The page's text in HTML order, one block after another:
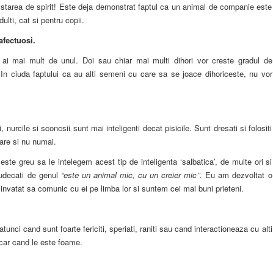
de spirit! Este deja demonstrat faptul ca un animal de companie este
cat si pentru copii.
mai mult de unul. Doi sau chiar mai multi dihori vor creste gradul de
ciuda faptului ca au alti semeni cu care sa se joace dihoriceste, nu vor
nurcile si sconcsii sunt mai inteligenti decat pisicile. Sunt dresati si folositi
si nu numai.
greu sa le intelegem acest tip de inteligenta ‘salbatica’, de multe ori si
de genul “este un animal mic, cu un creier mic’’. Eu am dezvoltat o
sa comunic cu ei pe limba lor si suntem cei mai buni prieteni.
cand sunt foarte fericiti, speriati, raniti sau cand interactioneaza cu alti
cand le este foame.